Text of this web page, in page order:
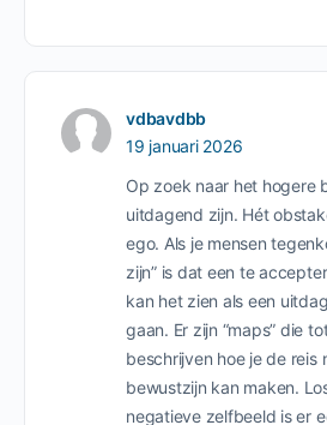
vdbavdbb
19 januari 2026
Op zoek naar het hogere
uitdagend zijn. Hét
ego. Als je mensen
zijn” is dat een te
kan het zien als een
gaan. Er zijn “maps” die
beschrijven hoe je de reis
bewustzijn kan maken.
negatieve zelfbeeld is er